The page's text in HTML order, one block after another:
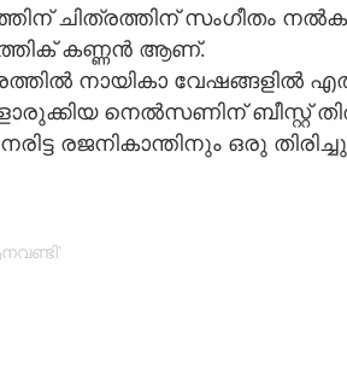
ചിത്രത്തിന് സംഗീതം
കണ്ണന്‍ ആണ്.
നായികാ വേഷങ്ങളില്‍
നെല്‍സണിന് ബീസ്റ്റ്
രജനികാന്തിനും ഒരു